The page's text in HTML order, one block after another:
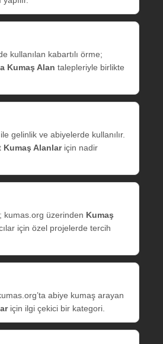
kullanılan kabartılı örme;
Kumaş Alan talepleriyle birlikte
gelinlik ve abiyelerde kullanılır.
Kumaş Alanlariçin nadir
kumas.org üzerinden Kumaş
için özel projelerde tercih
abiye kumaş arayan
için ilgi çekici bir kategori.